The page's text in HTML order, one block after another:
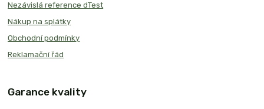
Nezávislá reference dTest
Nákup na splátky
Obchodní podmínky
Reklamační řád
Garance kvality